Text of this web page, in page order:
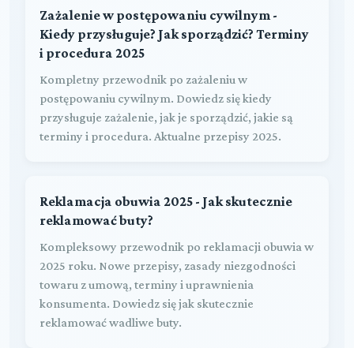
Zażalenie w postępowaniu cywilnym -
Kiedy przysługuje? Jak sporządzić? Terminy
i procedura 2025
Kompletny przewodnik po zażaleniu w
postępowaniu cywilnym. Dowiedz się kiedy
przysługuje zażalenie, jak je sporządzić, jakie są
terminy i procedura. Aktualne przepisy 2025.
Reklamacja obuwia 2025 - Jak skutecznie
reklamować buty?
Kompleksowy przewodnik po reklamacji obuwia w
2025 roku. Nowe przepisy, zasady niezgodności
towaru z umową, terminy i uprawnienia
konsumenta. Dowiedz się jak skutecznie
reklamować wadliwe buty.